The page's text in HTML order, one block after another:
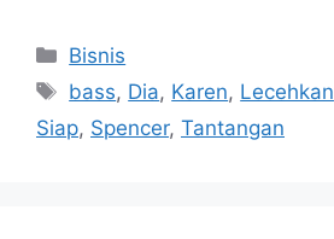
Kategori
Bisnis
Tag
bass, Dia, Karen, Lecehkan
Siap, Spencer, Tantangan